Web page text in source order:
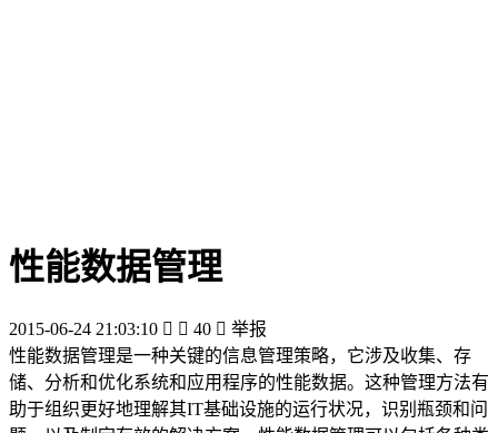
性能数据管理
2015-06-24 21:03:10   40  举报
性能数据管理是一种关键的信息管理策略，它涉及收集、存
储、分析和优化系统和应用程序的性能数据。这种管理方法有
助于组织更好地理解其IT基础设施的运行状况，识别瓶颈和问